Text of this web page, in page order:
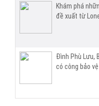
Khám phá
đề xuất từ
Đình Phù Lưu,
có công bảo